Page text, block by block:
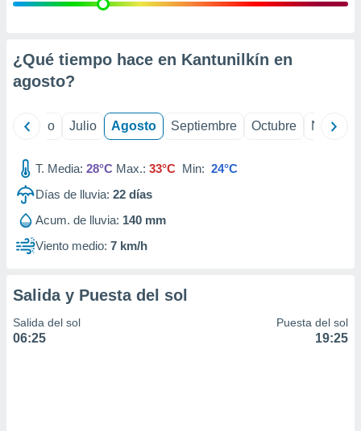
e
mediante
publicidad
de
1199
¿Qué tiempo hace en Kantunilkín en
agosto?
Junio Julio Agosto Septiembre Octubre
T. Media: 28°C Max.: 33°C Min: 24°C
Días de lluvia: 22 días
Acum. de lluvia: 140 mm
Viento medio: 7 km/h
Salida y Puesta del sol
Salida del sol
06:25
Puesta del sol
19:25